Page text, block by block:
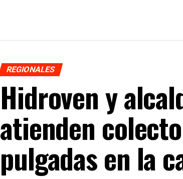
REGIONALES
Hidroven y
atienden
pulgadas en la